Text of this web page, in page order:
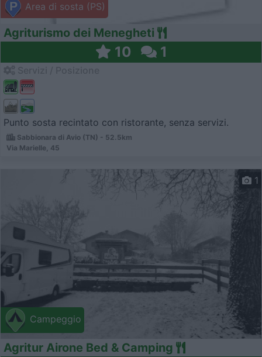
Area di sosta (PS)
Agriturismo dei Menegheti
10 1
Punto sosta recintato con ristorante, senza servizi.
Sabbionara di Avio (TN) - 52.5km
Via Marielle, 45
Campeggio
1
Agritur Airone Bed & Camping